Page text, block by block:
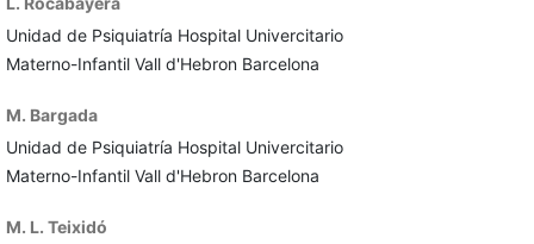
Unidad de Psiquiatría Hospital Univercitario
Materno-Infantil Vall d'Hebron Barcelona
M. Bargada
Unidad de Psiquiatría Hospital Univercitario
Materno-Infantil Vall d'Hebron Barcelona
M. L. Teixidó